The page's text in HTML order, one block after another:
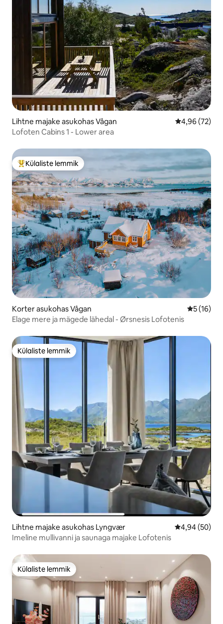
Lihtne majake asukohas Vågan Keskmine
4,96 (72)
Lofoten Cabins 1 - Lower area
Külaliste suur lemmik
Külaliste lemmik
Korter asukohas Vågan Keskmine
5 (16)
Elage mere ja mägede lähedal - Ørsnesis Lofotenis
Külaliste lemmik
Külaliste lemmik
Lihtne majake asukohas Lyngvær Keskmine
4,94 (50)
Imeline mullivanni ja saunaga majake Lofotenis
Külaliste lemmik
Külaliste lemmik